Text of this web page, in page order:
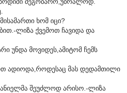
ხომ იცი?
ლიზა ქვემოთ ჩავიდა და
უნდა მოვიდეს,ამიტომ ჩემს
ადიოდა,როდესაც მას დედამთილი
შეუძლოდ არისო.-ლიზა